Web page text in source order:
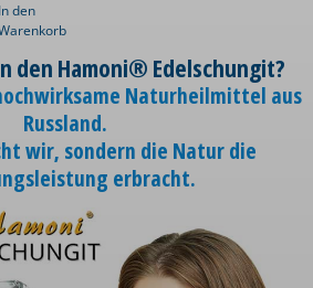
In den
den Hamoni® Edelschungit?
Naturheilmittel aus
Russland.
wir, sondern die Natur die
erbracht.